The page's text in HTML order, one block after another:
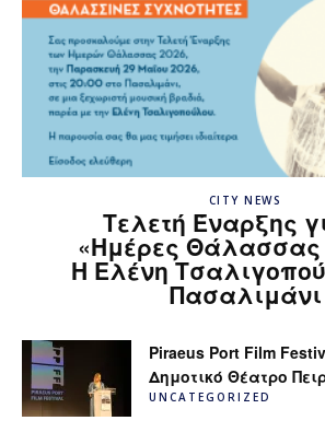
CITY NEWS
Τελετή Έναρξης
«Ημέρες Θάλασσας
H Ελένη
Πασαλιμάνι
Piraeus Port Film
Δημοτικό Θέατρο
UNCATEGORIZED